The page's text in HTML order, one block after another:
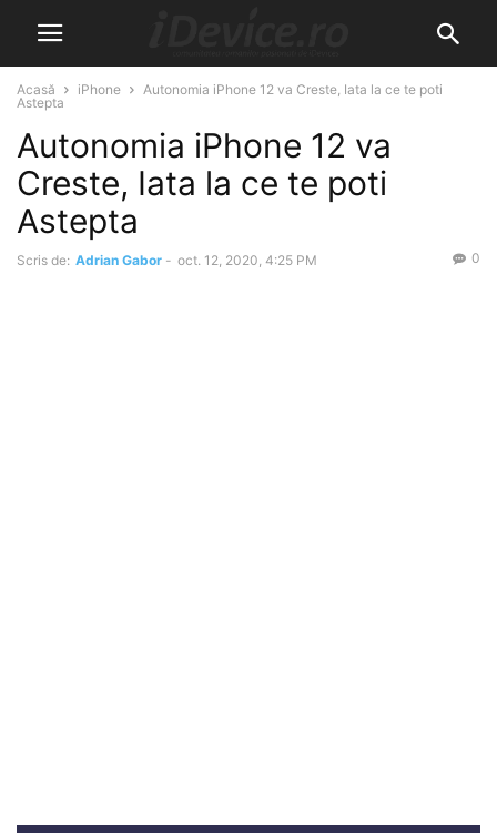
Acasă iPhone
Autonomia iPhone 12 va Creste, Iata la ce te poti
Astepta
Autonomia iPhone 12 va
Creste, Iata la ce te poti
Astepta
Scris de: Adrian Gabor - oct. 12, 2020, 4:25 PM 0